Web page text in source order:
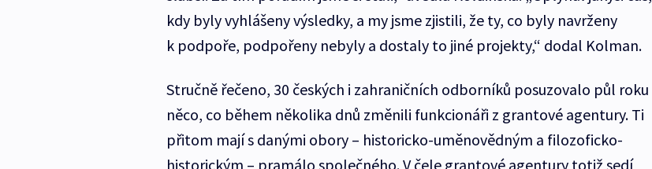
kdy byly vyhlášeny výsledky, a my jsme zjistili, že ty, co byly navrženy
k podpoře, podpořeny nebyly a dostaly to jiné projekty,“ dodal Kolman.
Stručně řečeno, 30 českých i zahraničních odborníků posuzovalo půl roku
něco, co během několika dnů změnili funkcionáři z grantové agentury. Ti
přitom mají s danými obory – historicko-uměnovědným a filozoficko-
historickým – pramálo společného. V čele grantové agentury totiž sedí